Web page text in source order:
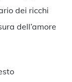
dei ricchi
dell’amore